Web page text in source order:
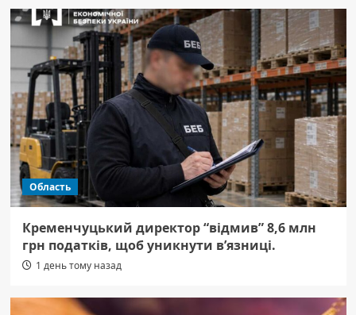
Область
Кременчуцький директор “відмив” 8,6 млн
грн податків, щоб уникнути в’язниці.
1 день тому назад